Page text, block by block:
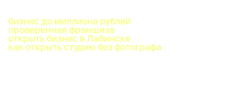
бизнес до миллиона рублей
проверенная франшиза
открыть бизнес в Лабинске
как открыть студию без фотографа